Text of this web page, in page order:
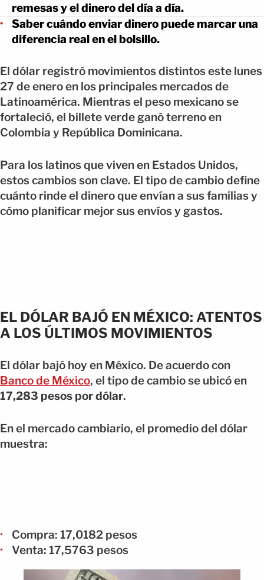
remesas y el dinero del día a día.
Saber cuándo enviar dinero puede marcar una
diferencia real en el bolsillo.
El dólar registró movimientos distintos este lunes
27 de enero en los principales mercados de
Latinoamérica. Mientras el peso mexicano se
fortaleció, el billete verde ganó terreno en
Colombia y República Dominicana.
Para los latinos que viven en Estados Unidos,
estos cambios son clave. El tipo de cambio define
cuánto rinde el dinero que envían a sus familias y
cómo planificar mejor sus envíos y gastos.
EL DÓLAR BAJÓ EN MÉXICO: ATENTOS
A LOS ÚLTIMOS MOVIMIENTOS
El dólar bajó hoy en México. De acuerdo con
Banco de México, el tipo de cambio se ubicó en
17,283 pesos por dólar.
En el mercado cambiario, el promedio del dólar
muestra:
Compra: 17,0182 pesos
Venta: 17,5763 pesos